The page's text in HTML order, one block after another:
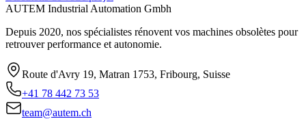
AUTEM Industrial Automation Gmbh
Depuis 2020, nos spécialistes rénovent vos machines obsolètes pour
retrouver performance et autonomie.
Route d'Avry 19, Matran 1753, Fribourg, Suisse
+41 78 442 73 53
team@autem.ch